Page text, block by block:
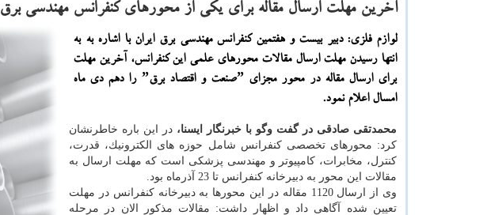
آخرین مهلت ارسال مقاله برای یكی از محورهای كنفرانس مهندسی برق
لوازم فلزی: دبیر بیست و هفتمین كنفرانس مهندسی برق ایران با اشاره به به
انتها رسیدن مهلت ارسال مقالات محورهای علمی این كنفرانس، آخرین مهلت
برای ارسال مقاله در محور مجزای ˮصنعت و اقتصاد برقˮ را دهم دی ماه
امسال اعلام نمود.
محمدتقی صادقی در گفت وگو با خبرنگار ایسنا، در این باره خاطرنشان
كرد: محورهای تخصصی كنفرانس شامل حوزه های الكترونیك، قدرت،
كنترل، مخابرات، كامپیوتر و مهندسی پزشكی است كه مهلت ارسال به
مقالات این محور به دبیرخانه كنفرانس تا 23 آذرماه بود.
وی از ارسال 1120 مقاله در این محورها به دبیرخانه كنفرانس در مهلت
تعیین شده آگاهی داد و اظهار داشت: مقالات مذكور الان در مرحله